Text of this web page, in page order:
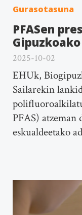
Gurasotasuna
PFASen
2025-10-02
EHUk,
Sailarekin
PFAS)
eskualdeetako